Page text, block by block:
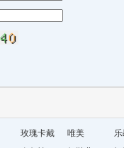
玫瑰卡戴
唯美